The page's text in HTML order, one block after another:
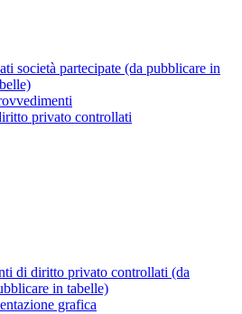
società partecipate (da pubblicare in
privato controllati
di diritto privato controllati (da
in tabelle)
grafica